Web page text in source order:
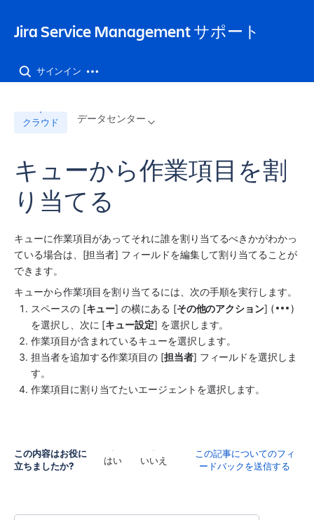
Jira Service Management サポート
サインイン
クラウド データセンター
キューから作業項目を割
り当てる
キューに作業項目があってそれに誰を割り当てるべきかがわかっ
ている場合は、[担当者] フィールドを編集して割り当てることが
できます。
キューから作業項目を割り当てるには、次の手順を実行します。
スペースの [キュー] の横にある [その他のアクション] (
)
を選択し、次に [キュー設定] を選択します。
作業項目が含まれているキューを選択します。
担当者を追加する作業項目の [担当者] フィールドを選択しま
す。
作業項目に割り当てたいエージェントを選択します。
この内容はお役に
立ちましたか?
はい いいえ
この記事についてのフィ
ードバックを送信する